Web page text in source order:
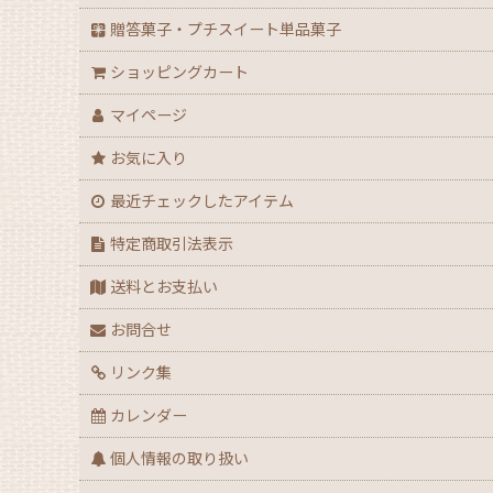
【アウトレット】ハロウィン
【２０２６年】クリスマスデコ箱・ノエル箱・ト
【クリスマス】ノエル箱
【クリスマス】シュトーレン（箱・袋）
【クリスマス】★全力応援！X’masグッズ
【アウトレット】クリスマス
【通年】迎春・お祝い・だるま・花柄
贈答菓子・プチスイート単品菓子
ショッピングカート
マイページ
お気に入り
最近チェックしたアイテム
特定商取引法表示
送料とお支払い
お問合せ
リンク集
カレンダー
個人情報の取り扱い